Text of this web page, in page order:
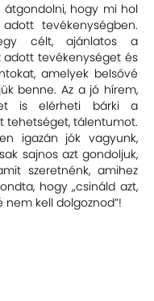
átgondolni, hogy mi hol
tevékenységben.
célt, ajánlatos a
tevékenységet és
amelyek belsővé
benne. Az a jó hírem,
is elérheti bárki a
tehetséget, tálentumot.
igazán jók vagyunk,
sajnos azt gondoljuk,
szeretnénk, amihez
hogy „csináld azt,
kell dolgoznod”!